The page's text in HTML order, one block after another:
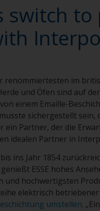
switch
renommiertesten im
und Öfen sind auf
von einem Emaille-
sichergestellt
ein Partner, der die
idealen Partner in
ins Jahr 1854
ESSE hohes
und hochwertigsten
elektrisch
umstellen.